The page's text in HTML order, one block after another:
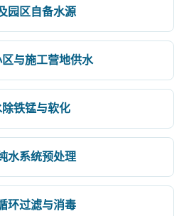
园区自备水源
与施工营地供水
除铁锰与软化
水系统预处理
环过滤与消毒